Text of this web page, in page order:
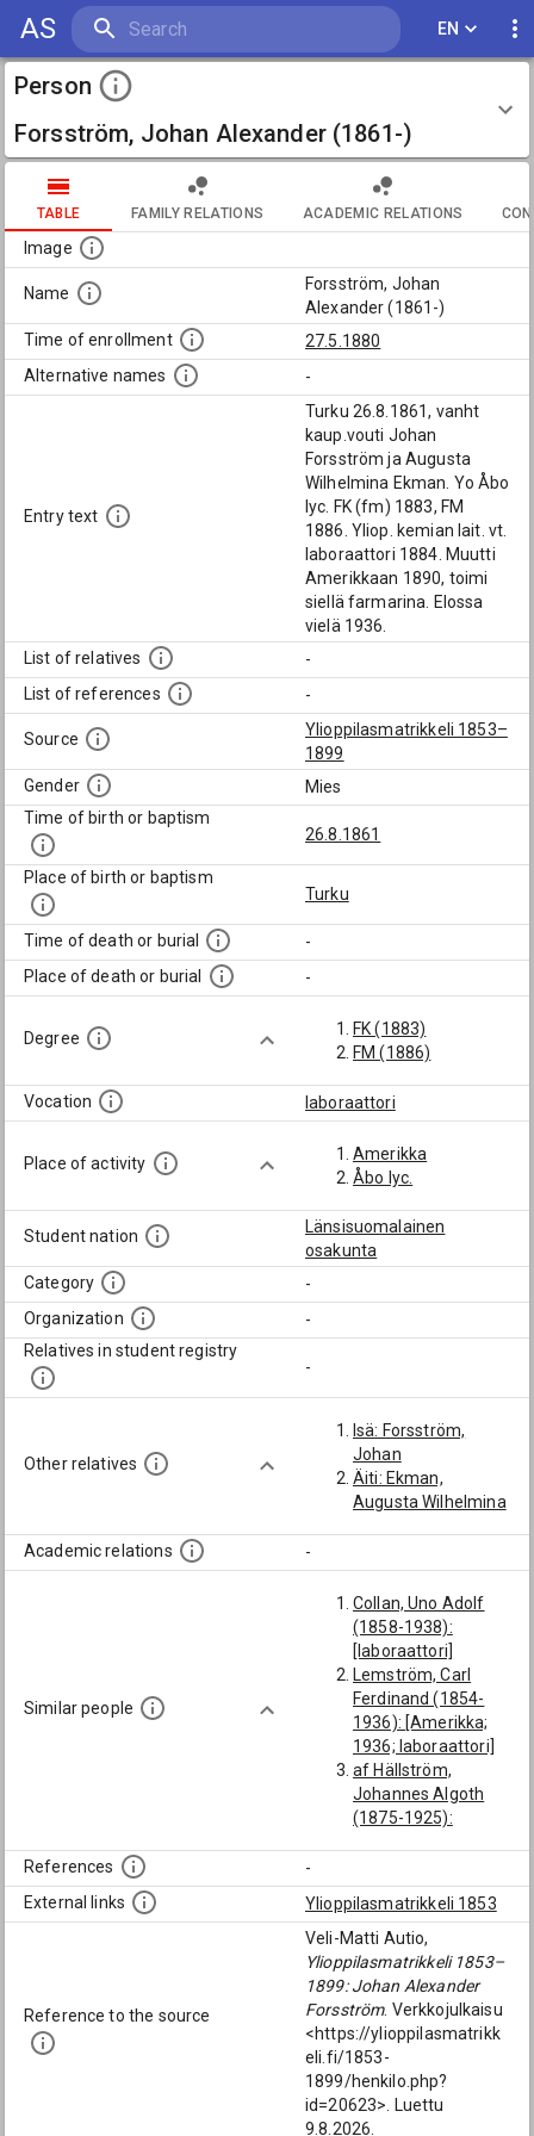
AS EN
Person
Forsström, Johan Alexander (1861-)
TABLE FAMILY RELATIONS ACADEMIC RELATIONS
Image
Name
Forsström, Johan
Alexander (1861-)
Time of enrollment
27.5.1880
Alternative names
-
Entry text
Turku 26.8.1861, vanht
kaup.vouti Johan
Forsström ja Augusta
Wilhelmina Ekman. Yo Åbo
lyc. FK (fm) 1883, FM
1886. Yliop. kemian lait. vt.
laboraattori 1884. Muutti
Amerikkaan 1890, toimi
siellä farmarina. Elossa
vielä 1936.
List of relatives
-
List of references
-
Source
Ylioppilasmatrikkeli 1853–
1899
Gender
Mies
Time of birth or baptism
26.8.1861
Place of birth or baptism
Turku
Time of death or burial
-
Place of death or burial
-
Degree
FK (1883)
FM (1886)
Vocation laboraattori
Place of activity
Amerikka
Åbo lyc.
Student nation
Länsisuomalainen
osakunta
Category
-
Organization
-
Relatives in student registry
-
Other relatives
Isä: Forsström,
Johan
Äiti: Ekman,
Augusta Wilhelmina
Academic relations -
Similar people
Collan, Uno Adolf
(1858-1938):
[laboraattori]
Lemström, Carl
Ferdinand (1854-
1936): [Amerikka;
1936; laboraattori]
af Hällström,
Johannes Algoth
(1875-1925):
Emanuel (1862-
1913): [Amerikka]
Holmberg, Mikael
(1745-1813):
[laboraattori]
Kekoni, Johan Oskar
(1865-1900):
[Amerikka]
References
-
External links
Ylioppilasmatrikkeli 1853
Reference to the source
Veli-Matti Autio,
Ylioppilasmatrikkeli 1853–
1899: Johan Alexander
Forsström. Verkkojulkaisu
<https://ylioppilasmatrikk
eli.fi/1853-
1899/henkilo.php?
id=20623>. Luettu
9.8.2026.